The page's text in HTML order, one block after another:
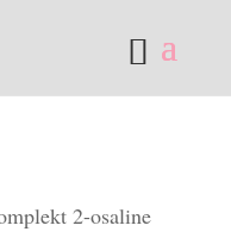
2-osaline